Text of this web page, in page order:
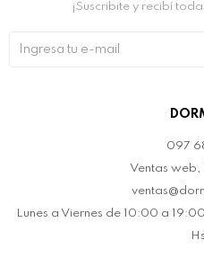
097
Ventas web,
Lunes a Viernes de 10:00 a
¡Suscribite y recibí